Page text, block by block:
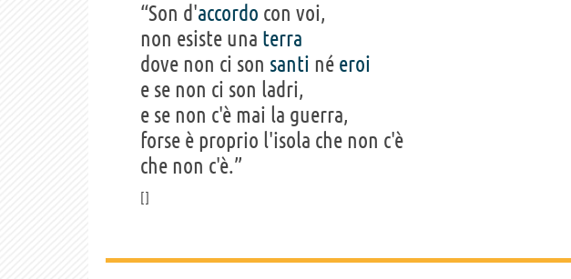
“Son d'accordo con voi,
non esiste una terra
dove non ci son santi né eroi
e se non ci son ladri,
e se non c'è mai la guerra,
forse è proprio l'isola che non c'è
che non c'è.”